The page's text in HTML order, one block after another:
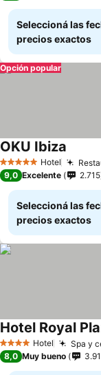
Seleccioná las
precios exactos
Opción popular
5 Estrellas Hotel
OKU Ibiza
9,0 Excelente 2.715
Seleccioná las
precios exactos
4 EstrellasHotel Spa y
Hotel Royal
8,0 Muy bueno